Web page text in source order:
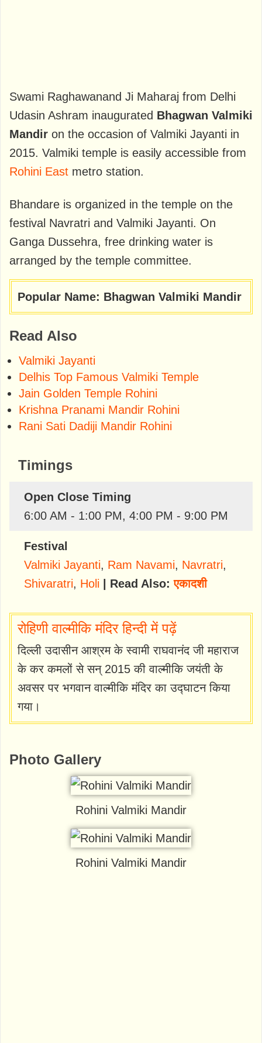
Swami Raghawanand Ji Maharaj from Delhi
Udasin Ashram inaugurated Bhagwan Valmiki
Mandir on the occasion of Valmiki Jayanti in
2015. Valmiki temple is easily accessible from
Rohini East metro station.
Bhandare is organized in the temple on the
festival Navratri and Valmiki Jayanti. On
Ganga Dussehra, free drinking water is
arranged by the temple committee.
Popular Name: Bhagwan Valmiki Mandir
Read Also
Valmiki Jayanti
Delhis Top Famous Valmiki Temple
Jain Golden Temple Rohini
Krishna Pranami Mandir Rohini
Rani Sati Dadiji Mandir Rohini
Timings
Open Close Timing
6:00 AM - 1:00 PM, 4:00 PM - 9:00 PM
Festival
Valmiki Jayanti, Ram Navami, Navratri,
Shivaratri, Holi | Read Also:एकादशी
रोहिणी वाल्मीकि मंदिर हिन्दी में पढ़ें
दिल्ली उदासीन आश्रम के स्वामी राघवानंद जी महाराज
के कर कमलों से सन् 2015 की वाल्मीकि जयंती के
अवसर पर भगवान वाल्मीकि मंदिर का उद्घाटन किया
गया।
Photo Gallery
Rohini Valmiki Mandir
Rohini Valmiki Mandir